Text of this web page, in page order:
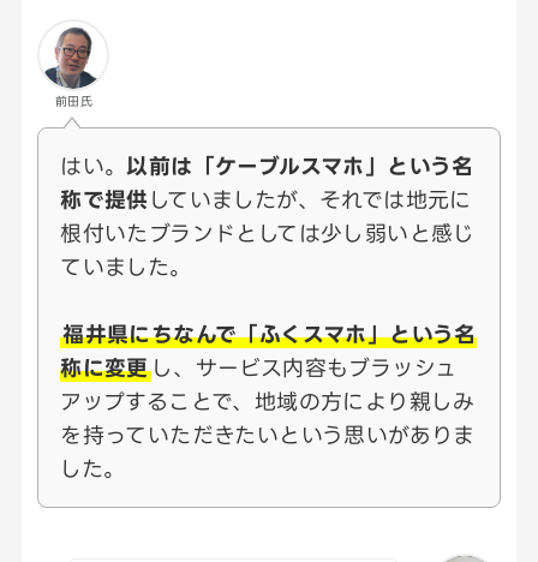
前田氏
はい。以前は「ケーブルスマホ」という名
称で提供 していましたが、それでは地元に
根付いたブランドとしては少し弱いと感じ
ていました。
福井県にちなんで「ふくスマホ」という名
称に変更し、サービス内容もブラッシュ
アップすることで、地域の方により親しみ
を持っていただきたいという思いがありま
した。